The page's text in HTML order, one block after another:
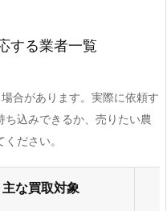
する業者一覧
合があります。実際に依頼す
ち込みできるか、売りたい農
ださい。
主な買取対象